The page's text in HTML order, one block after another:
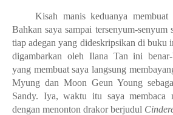
Kisah manis keduanya
Bahkan saya sampai tersenyum-senyum
tiap adegan yang dideskripsikan di buku
digambarkan oleh Ilana Tan ini
yang membuat saya langsung
Myung dan Moon Geun Young
Sandy. Iya, waktu itu saya membaca
dengan menonton drakor berjudul